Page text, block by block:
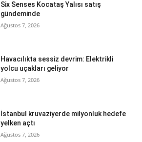
Six Senses Kocataş Yalısı satış
gündeminde
Ağustos 7, 2026
Havacılıkta sessiz devrim: Elektrikli
yolcu uçakları geliyor
Ağustos 7, 2026
İstanbul kruvaziyerde milyonluk hedefe
yelken açtı
Ağustos 7, 2026